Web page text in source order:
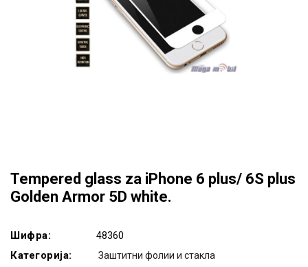
Tempered glass za iPhone 6 plus/ 6S plus
Golden Armor 5D white.
Шифра: 48360
Категорија: Заштитни фолии и стакла